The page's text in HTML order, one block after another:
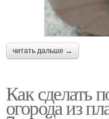
читать дальше →
Как сделать
огорода из